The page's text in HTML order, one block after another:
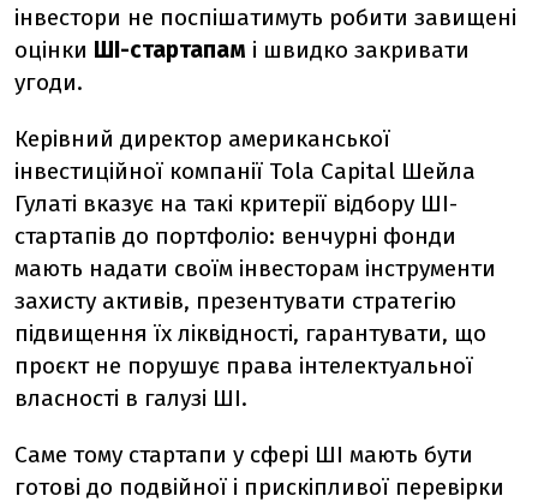
інвестори не поспішатимуть робити завищені
оцінки ШІ-стартапам і швидко закривати
угоди.
Керівний директор американської
інвестиційної компанії Tola Capital Шейла
Гулаті вказує на такі критерії відбору ШІ-
стартапів до портфоліо: венчурні фонди
мають надати своїм інвесторам інструменти
захисту активів, презентувати стратегію
підвищення їх ліквідності, гарантувати, що
проєкт не порушує права інтелектуальної
власності в галузі ШІ.
Саме тому стартапи у сфері ШІ мають бути
готові до подвійної і прискіпливої перевірки